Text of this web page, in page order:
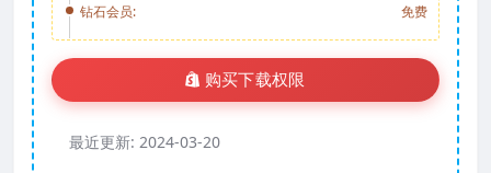
钻石会员:
免费
购买下载权限
最近更新: 2024-03-20